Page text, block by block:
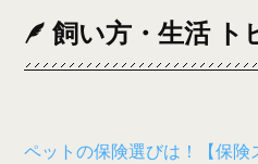
飼い方・生活 ト
ペットの保険選びは！【保